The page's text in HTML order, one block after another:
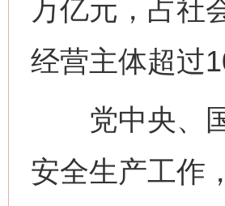
万亿元，占社
经营主体超过
党中央、国
安全生产工作